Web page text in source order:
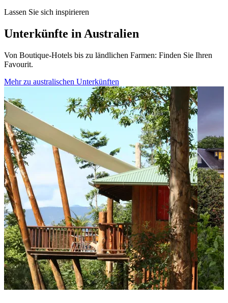
Lassen Sie sich inspirieren
Unterkünfte in Australien
Von Boutique-Hotels bis zu ländlichen Farmen: Finden Sie Ihren
Favourit.
Mehr zu australischen Unterkünften